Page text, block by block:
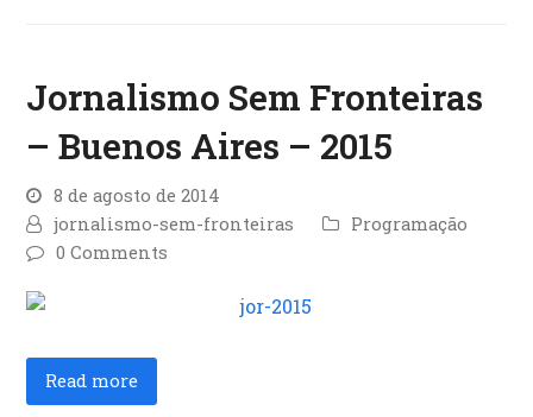
Jornalismo Sem Fronteiras
– Buenos Aires – 2015
8 de agosto de 2014
jornalismo-sem-fronteiras
Programação
0 Comments
Read more